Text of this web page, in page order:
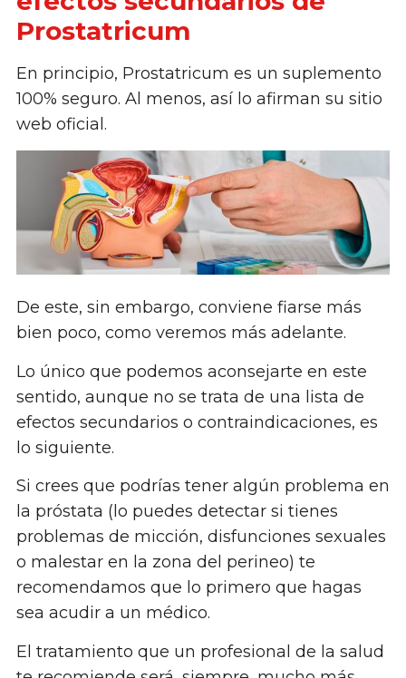
Prostatricum
En principio, Prostatricum es un suplemento
100% seguro. Al menos, así lo afirman su sitio
web oficial.
De este, sin embargo, conviene fiarse más
bien poco, como veremos más adelante.
Lo único que podemos aconsejarte en este
sentido, aunque no se trata de una lista de
efectos secundarios o contraindicaciones, es
lo siguiente.
Si crees que podrías tener algún problema en
la próstata (lo puedes detectar si tienes
problemas de micción, disfunciones sexuales
o malestar en la zona del perineo) te
recomendamos que lo primero que hagas
sea acudir a un médico.
El tratamiento que un profesional de la salud